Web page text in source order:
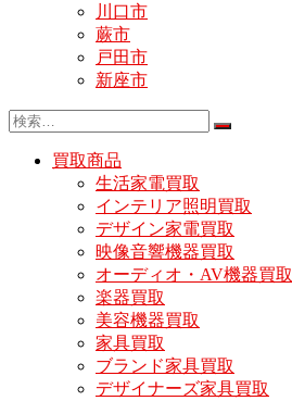
川口市
蕨市
戸田市
新座市
買取商品
生活家電買取
インテリア照明買取
デザイン家電買取
映像音響機器買取
オーディオ・AV機器買取
楽器買取
美容機器買取
家具買取
ブランド家具買取
デザイナーズ家具買取